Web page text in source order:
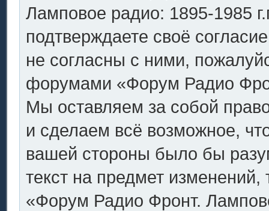
Ламповое радио: 1895-1985
подтверждаете своё
не согласны с ними,
форумами «Форум Радио
Мы оставляем за собой
и сделаем всё возможное,
вашей стороны было бы
текст на предмет
«Форум Радио Фронт.